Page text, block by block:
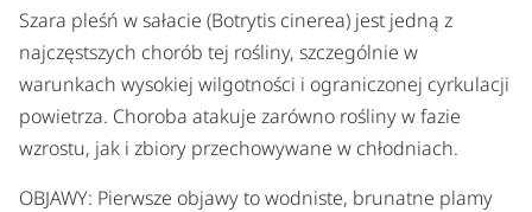
Szara pleśń w sałacie (Botrytis cinerea) jest jedną z
najczęstszych chorób tej rośliny, szczególnie w
warunkach wysokiej wilgotności i ograniczonej cyrkulacji
powietrza. Choroba atakuje zarówno rośliny w fazie
wzrostu, jak i zbiory przechowywane w chłodniach.
OBJAWY: Pierwsze objawy to wodniste, brunatne plamy